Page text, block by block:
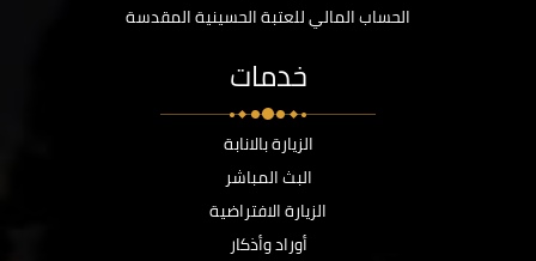
الحساب المالي للعتبة الحسينية المقدسة
خدمات
الزيارة بالانابة
البث المباشر
الزيارة الافتراضية
أوراد وأذكار